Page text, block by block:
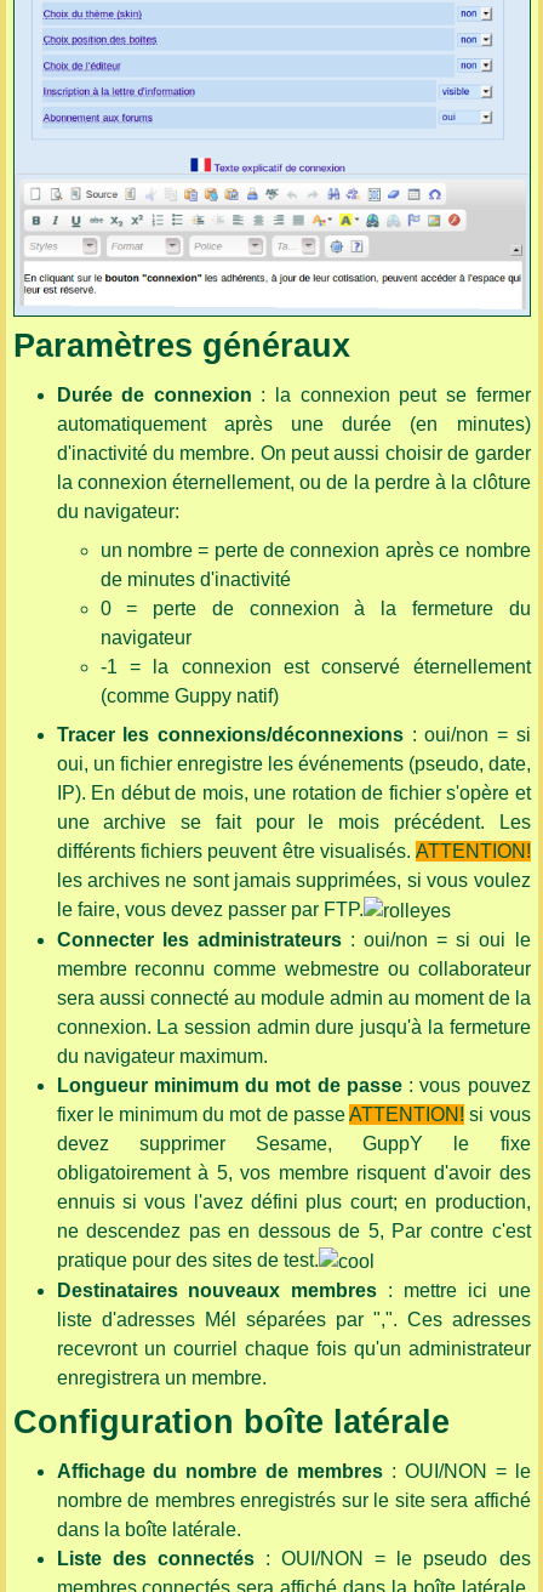
Paramètres généraux
Durée de connexion : la connexion peut se fermer
automatiquement après une durée (en minutes)
d'inactivité du membre. On peut aussi choisir de garder
la connexion éternellement, ou de la perdre à la clôture
du navigateur:
un nombre = perte de connexion après ce nombre
de minutes d'inactivité
0 = perte de connexion à la fermeture du
navigateur
-1 = la connexion est conservé éternellement
(comme Guppy natif)
Tracer les connexions/déconnexions: oui/non = si
oui, un fichier enregistre les événements (pseudo, date,
IP). En début de mois, une rotation de fichier s'opère et
une archive se fait pour le mois précédent. Les
différents fichiers peuvent être visualisés. ATTENTION!
les archives ne sont jamais supprimées, si vous voulez
le faire, vous devez passer par FTP.
Connecter les administrateurs: oui/non = si oui le
membre reconnu comme webmestre ou collaborateur
sera aussi connecté au module admin au moment de la
connexion. La session admin dure jusqu'à la fermeture
du navigateur maximum.
Longueur minimum du mot de passe: vous pouvez
fixer le minimum du mot de passeATTENTION! si vous
devez supprimer Sesame, GuppY le fixe
obligatoirement à 5, vos membre risquent d'avoir des
ennuis si vous l'avez défini plus court; en production,
ne descendez pas en dessous de 5, Par contre c'est
pratique pour des sites de test.
Destinataires nouveaux membres : mettre ici une
liste d'adresses Mél séparées par ",". Ces adresses
recevront un courriel chaque fois qu'un administrateur
enregistrera un membre.
Configuration boîte latérale
Affichage du nombre de membres : OUI/NON = le
nombre de membres enregistrés sur le site sera affiché
dans la boîte latérale.
Liste des connectés: OUI/NON = le pseudo des
membres connectés sera affiché dans la boîte latérale,